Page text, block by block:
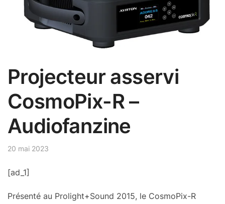
Projecteur asservi
CosmoPix-R –
Audiofanzine
20 mai 2023
[ad_1]
Présenté au Prolight+­Sound 2015, le Cosmo­Pix-R